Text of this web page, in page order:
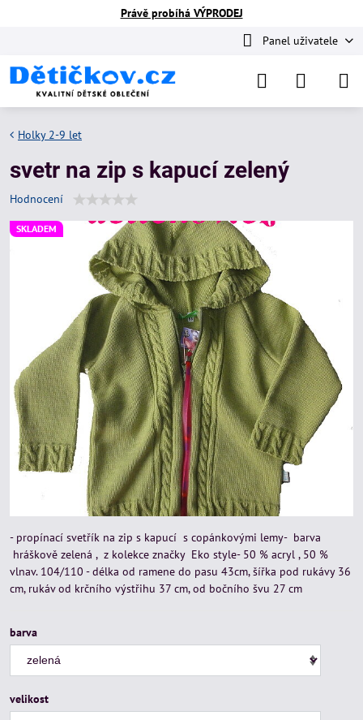
Právě probíhá VÝPRODEJ
Panel uživatele
SKLADEM
Holky 2-9 let
svetr na zip s kapucí zelený
Hodnocení
- propínací svetřík na zip s kapucí s copánkovými lemy- barva
hráškově zelená , z kolekce značky Eko style- 50 % acryl , 50 %
vlnav. 104/110 - délka od ramene do pasu 43cm, šířka pod rukávy 36
cm, rukáv od krčního výstřihu 37 cm, od bočního švu 27 cm
barva
velikost